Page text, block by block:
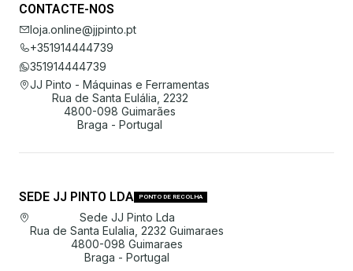
CONTACTE-NOS
loja.online@jjpinto.pt
+351914444739
351914444739
JJ Pinto - Máquinas e Ferramentas
Rua de Santa Eulália, 2232
4800-098 Guimarães
Braga - Portugal
SEDE JJ PINTO LDA PONTO DE RECOLHA
Sede JJ Pinto Lda
Rua de Santa Eulalia, 2232 Guimaraes
4800-098 Guimaraes
Braga - Portugal